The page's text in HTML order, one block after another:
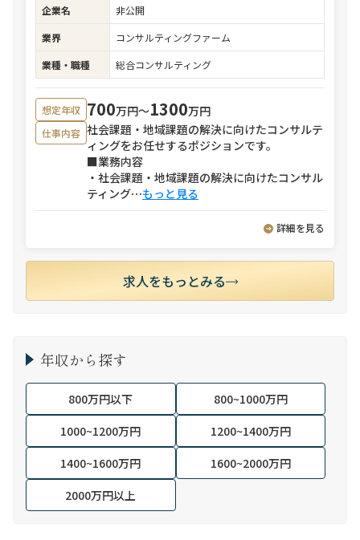
企業名
非公開
業界
コンサルティングファーム
業種・職種
総合コンサルティング
想定年収 700万円〜1300万円
仕事内容 社会課題・地域課題の解決に向けたコンサルテ
ィングをお任せするポジションです。
■業務内容
・社会課題・地域課題の解決に向けたコンサル
ティング⋯もっと見る
詳細を見る
求人をもっとみる
年収から探す
800万円以下
800~1000万円
1000~1200万円
1200~1400万円
1400~1600万円
1600~2000万円
2000万円以上